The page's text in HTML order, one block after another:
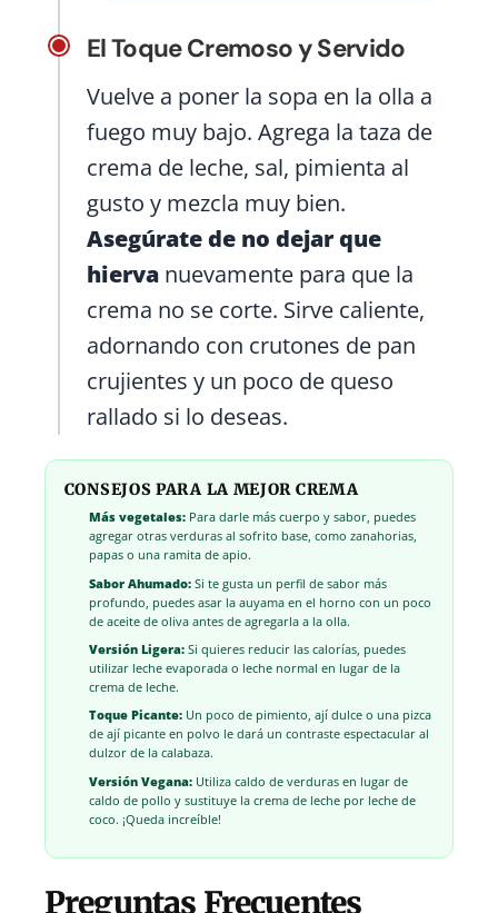
El Toque Cremoso y Servido
Vuelve a poner la sopa en la olla a
fuego muy bajo. Agrega la taza de
crema de leche, sal, pimienta al
gusto y mezcla muy bien.
Asegúrate de no dejar que
hierva nuevamente para que la
crema no se corte. Sirve caliente,
adornando con crutones de pan
crujientes y un poco de queso
rallado si lo deseas.
CONSEJOS PARA LA MEJOR CREMA
Más vegetales: Para darle más cuerpo y sabor, puedes
agregar otras verduras al sofrito base, como zanahorias,
papas o una ramita de apio.
Sabor Ahumado: Si te gusta un perfil de sabor más
profundo, puedes asar la auyama en el horno con un poco
de aceite de oliva antes de agregarla a la olla.
Versión Ligera: Si quieres reducir las calorías, puedes
utilizar leche evaporada o leche normal en lugar de la
crema de leche.
Toque Picante: Un poco de pimiento, ají dulce o una pizca
de ají picante en polvo le dará un contraste espectacular al
dulzor de la calabaza.
Versión Vegana: Utiliza caldo de verduras en lugar de
caldo de pollo y sustituye la crema de leche por leche de
coco. ¡Queda increíble!
Preguntas Frecuentes